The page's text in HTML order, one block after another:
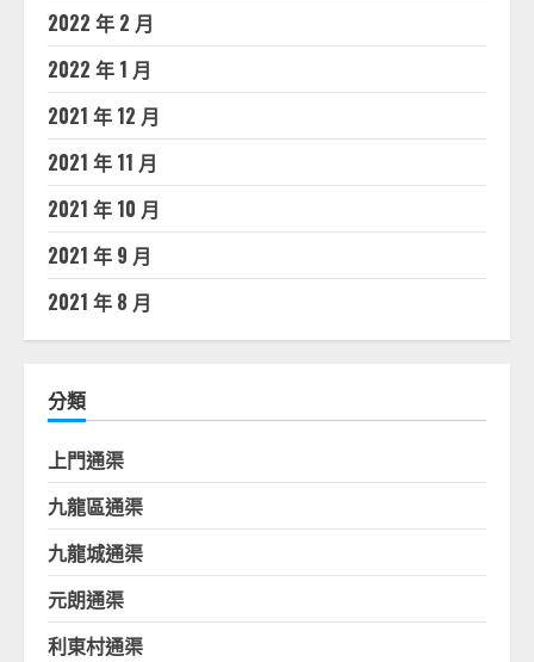
2022 年 2 月
2022 年 1 月
2021 年 12 月
2021 年 11 月
2021 年 10 月
2021 年 9 月
2021 年 8 月
分類
上門通渠
九龍區通渠
九龍城通渠
元朗通渠
利東村通渠